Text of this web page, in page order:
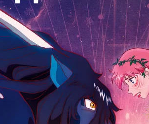
Чжань Чжао
не занят,
воин Сейлор Мун